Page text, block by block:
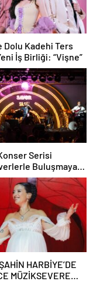
Dolu Kadehi Ters
İş Birliği: “Vişne”
Serisi
Buluşmaya
HARBİYE’DE
MÜZİKSEVERE